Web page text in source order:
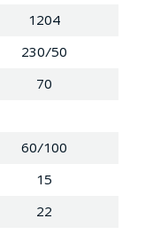
1204
230/50
70
60/100
15
22